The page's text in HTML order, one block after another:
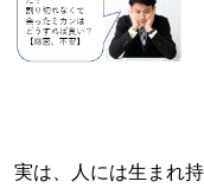
実は、人には生まれ